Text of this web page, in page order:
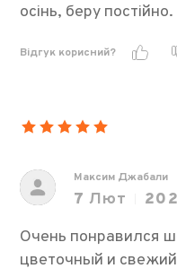
осінь, беру постійно.
Відгук корисний?
Максим Джабали
7 Лют
Очень понравился
цветочный и